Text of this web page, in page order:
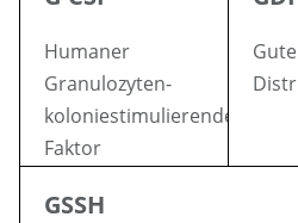
Humaner
Granulozyten-
koloniestimulierender
Faktor
Gute
GSSH